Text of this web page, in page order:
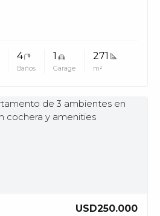
4
Baños
1
Garage
271
m²
USD250.000